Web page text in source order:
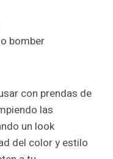
bomber
con prendas de
las
un look
del color y estilo